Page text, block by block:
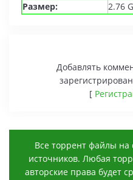
Размер:
2.76
Добавлять
[
Все торрент файлы на
источников. Любая
авторские права будет